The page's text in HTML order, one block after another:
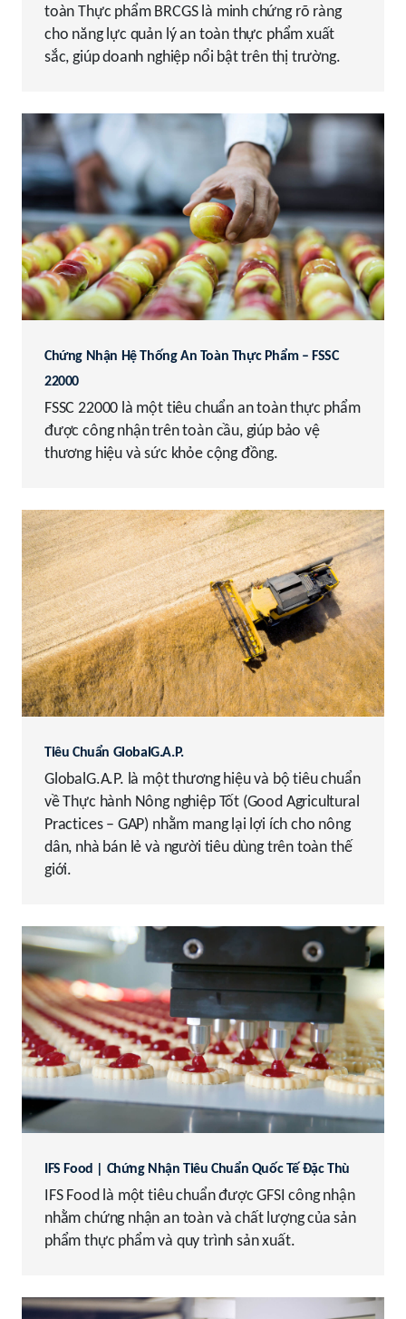
toàn Thực phẩm BRCGS là minh chứng rõ ràng
cho năng lực quản lý an toàn thực phẩm xuất
sắc, giúp doanh nghiệp nổi bật trên thị trường.
Chứng Nhận Hệ Thống An Toàn Thực Phẩm – FSSC
22000
FSSC 22000 là một tiêu chuẩn an toàn thực phẩm
được công nhận trên toàn cầu, giúp bảo vệ
thương hiệu và sức khỏe cộng đồng.
Tiêu Chuẩn GlobalG.A.P.
GlobalG.A.P. là một thương hiệu và bộ tiêu chuẩn
về Thực hành Nông nghiệp Tốt (Good Agricultural
Practices – GAP) nhằm mang lại lợi ích cho nông
dân, nhà bán lẻ và người tiêu dùng trên toàn thế
giới.
IFS Food | Chứng Nhận Tiêu Chuẩn Quốc Tế Đặc Thù
IFS Food là một tiêu chuẩn được GFSI công nhận
nhằm chứng nhận an toàn và chất lượng của sản
phẩm thực phẩm và quy trình sản xuất.